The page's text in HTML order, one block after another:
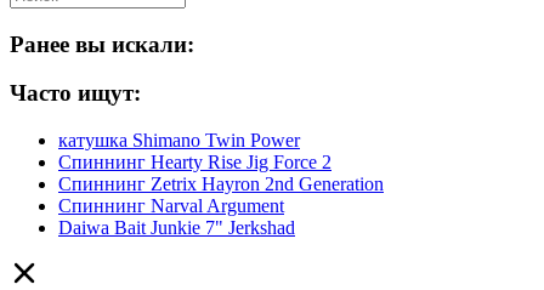
Ранее вы искали:
Часто ищут:
катушка Shimano Twin Power
Спиннинг Hearty Rise Jig Force 2
Спиннинг Zetrix Hayron 2nd Generation
Спиннинг Narval Argument
Daiwa Bait Junkie 7" Jerkshad